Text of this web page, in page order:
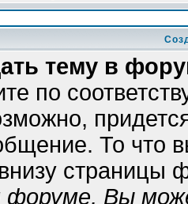
тему в
по
То что
страницы
Вы